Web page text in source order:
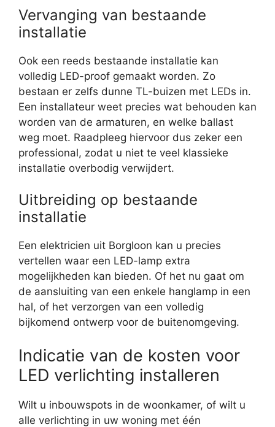
Vervanging van bestaande
installatie
Ook een reeds bestaande installatie kan
volledig LED-proof gemaakt worden. Zo
bestaan er zelfs dunne TL-buizen met LEDs in.
Een installateur weet precies wat behouden kan
worden van de armaturen, en welke ballast
weg moet. Raadpleeg hiervoor dus zeker een
professional, zodat u niet te veel klassieke
installatie overbodig verwijdert.
Uitbreiding op bestaande
installatie
Een elektricien uit Borgloon kan u precies
vertellen waar een LED-lamp extra
mogelijkheden kan bieden. Of het nu gaat om
de aansluiting van een enkele hanglamp in een
hal, of het verzorgen van een volledig
bijkomend ontwerp voor de buitenomgeving.
Indicatie van de kosten voor
LED verlichting installeren
Wilt u inbouwspots in de woonkamer, of wilt u
alle verlichting in uw woning met één